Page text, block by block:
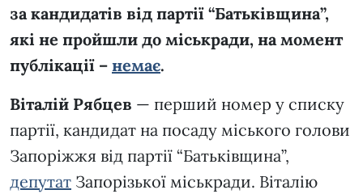
за кандидатів від партії “Батьківщина”,
які не пройшли до міськради, на момент
публікації – немає.
Віталій Рябцев — перший номер у списку
партії, кандидат на посаду міського голови
Запоріжжя від партії “Батьківщина”,
депутат Запорізької міськради. Віталію